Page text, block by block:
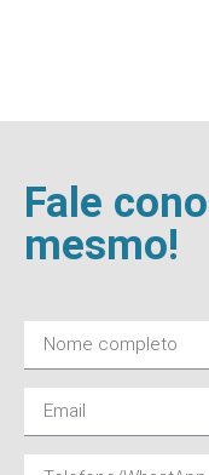
Fale
mesmo!